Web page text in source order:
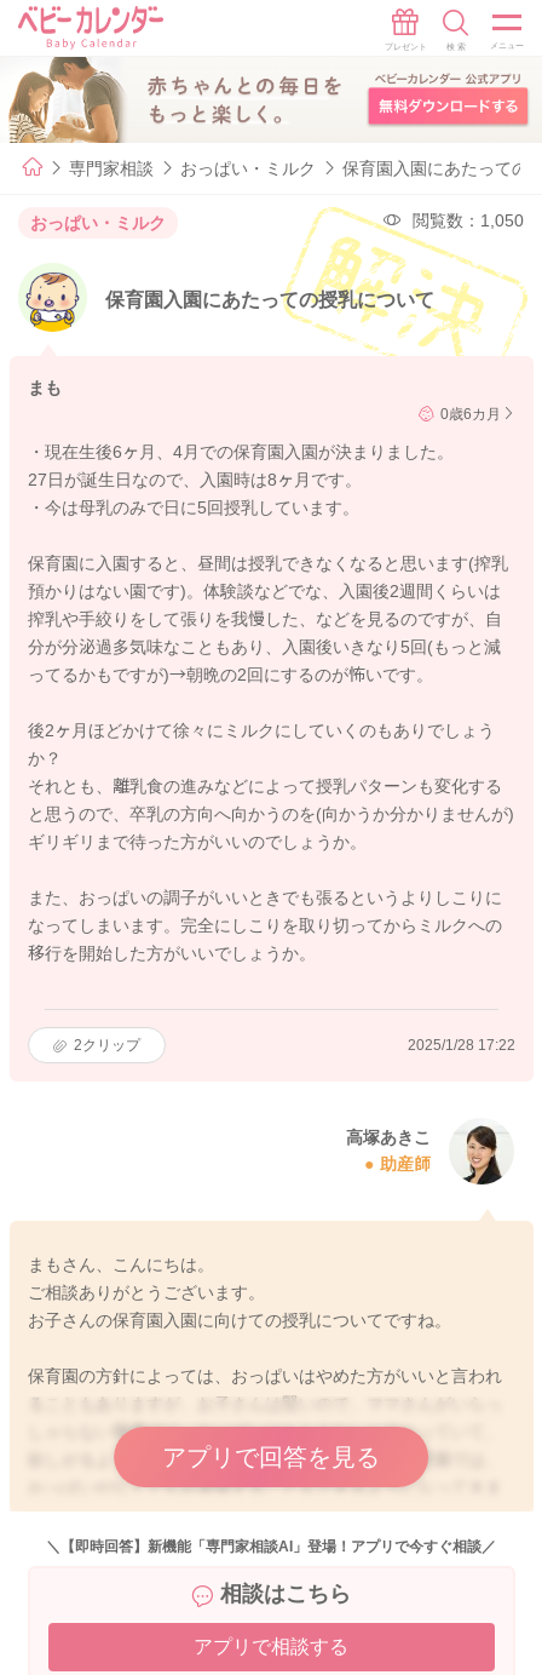
専門家相談 おっぱい・ミルク 保育園入園にあたっての
おっぱい・ミルク 閲覧数：1,050
保育園入園にあたっての授乳について
まも
0歳6カ月
・現在生後6ヶ月、4月での保育園入園が決まりました。
27日が誕生日なので、入園時は8ヶ月です。
・今は母乳のみで日に5回授乳しています。
保育園に入園すると、昼間は授乳できなくなると思います(搾乳
預かりはない園です)。体験談などでな、入園後2週間くらいは
搾乳や手絞りをして張りを我慢した、などを見るのですが、自
分が分泌過多気味なこともあり、入園後いきなり5回(もっと減
ってるかもですが)→朝晩の2回にするのが怖いです。
後2ヶ月ほどかけて徐々にミルクにしていくのもありでしょう
か？
それとも、離乳食の進みなどによって授乳パターンも変化する
と思うので、卒乳の方向へ向かうのを(向かうか分かりませんが)
ギリギリまで待った方がいいのでしょうか。
また、おっぱいの調子がいいときでも張るというよりしこりに
なってしまいます。完全にしこりを取り切ってからミルクへの
移行を開始した方がいいでしょうか。
2クリップ 2025/1/28 17:22
高塚あきこ
助産師
まもさん、こんにちは。
ご相談ありがとうございます。
お子さんの保育園入園に向けての授乳についてですね。
保育園の方針によっては、おっぱいはやめた方がいいと言われ
ることもありますが、お子さんは賢いので、ママさんがいらっ
しゃらない環境では、おっぱいはもらえないと分かっていて、
欲しがるようなことはありませんよ。ですので、保育園では、
おっぱいがなくてもお昼寝することもできるようになってきま
す。日中も夜間も同時に断乳なさるかどうかは、ママさんのご
意向にもよりますが、保育園から帰ってきて、ママさんと一緒
いとお考えのママさんも少なくありません。もし、そのような
状況が可能であれば、無理に断乳なさらなくてもいいのではな
いかと思いますよ。お子さんは状況に順応するのも早いので、
アプリで回答を見る
＼【即時回答】新機能「専門家相談AI」登場！アプリで今すぐ相談／
相談はこちら
アプリで相談する